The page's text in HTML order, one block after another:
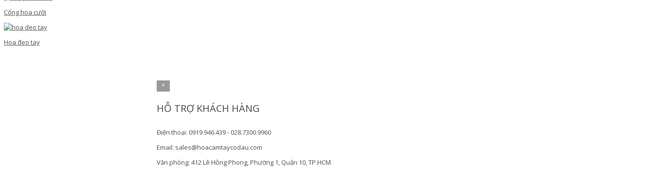
Cổng hoa cưới
Hoa đeo tay
×
HỖ TRỢ KHÁCH HÀNG
Điện thoại: 0919.946.439 - 028.7300.9960
Email: sales@hoacamtaycodau.com
Văn phòng: 412 Lê Hồng Phong, Phường 1, Quận 10, TP.HCM